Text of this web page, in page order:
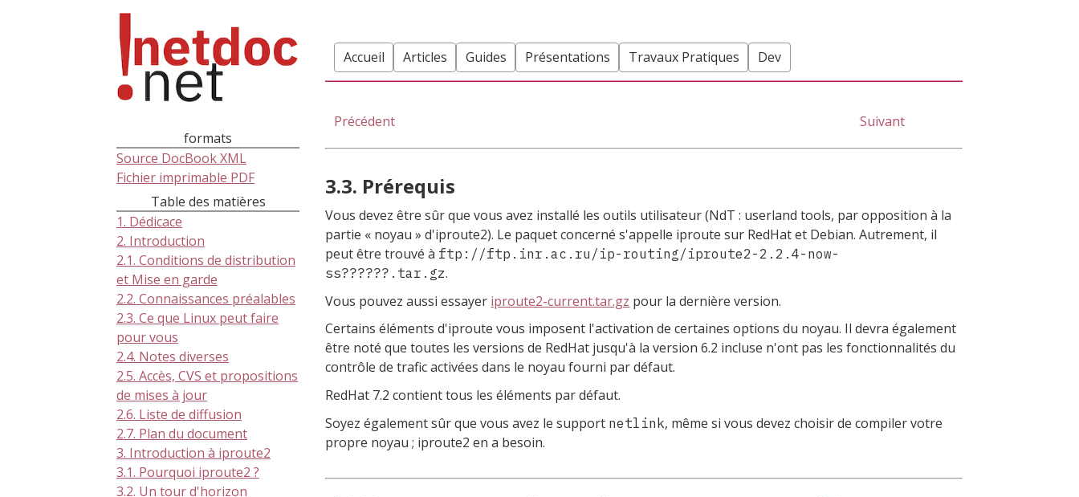
formats
Source DocBook XML
Fichier imprimable PDF
Table des matières
1. Dédicace
2. Introduction
2.1. Conditions de distribution
et Mise en garde
2.2. Connaissances préalables
2.3. Ce que Linux peut faire
pour vous
2.4. Notes diverses
2.5. Accès, CVS et propositions
de mises à jour
2.6. Liste de diffusion
2.7. Plan du document
3. Introduction à iproute2
3.1. Pourquoi iproute2 ?
3.2. Un tour d'horizon
Accueil Articles Guides Présentations Travaux Pratiques Dev
Précédent Suivant
3.3. Prérequis
Vous devez être sûr que vous avez installé les outils utilisateur (NdT : userland tools, par opposition à la
partie « noyau » d'iproute2). Le paquet concerné s'appelle iproute sur RedHat et Debian. Autrement, il
peut être trouvé à ftp://ftp.inr.ac.ru/ip-routing/iproute2-2.2.4-now-
ss??????.tar.gz.
Vous pouvez aussi essayer iproute2-current.tar.gz pour la dernière version.
Certains éléments d'iproute vous imposent l'activation de certaines options du noyau. Il devra également
être noté que toutes les versions de RedHat jusqu'à la version 6.2 incluse n'ont pas les fonctionnalités du
contrôle de trafic activées dans le noyau fourni par défaut.
RedHat 7.2 contient tous les éléments par défaut.
Soyez également sûr que vous avez le support netlink, même si vous devez choisir de compiler votre
propre noyau ; iproute2 en a besoin.